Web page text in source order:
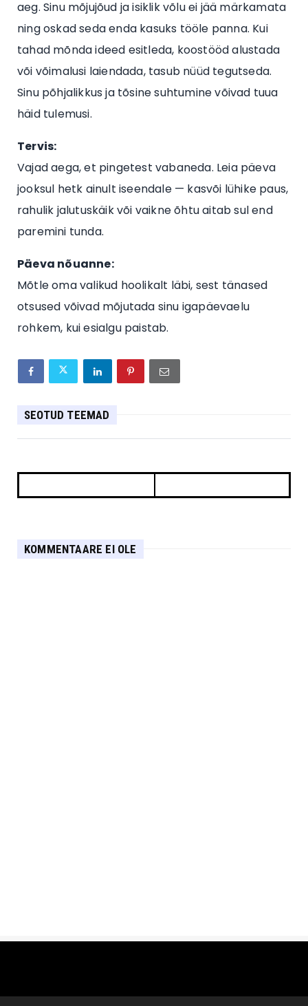
aeg. Sinu mõjujõud ja isiklik võlu ei jää märkamata
ning oskad seda enda kasuks tööle panna. Kui
tahad mõnda ideed esitleda, koostööd alustada
või võimalusi laiendada, tasub nüüd tegutseda.
Sinu põhjalikkus ja tõsine suhtumine võivad tuua
häid tulemusi.
Tervis:
Vajad aega, et pingetest vabaneda. Leia päeva
jooksul hetk ainult iseendale — kasvõi lühike paus,
rahulik jalutuskäik või vaikne õhtu aitab sul end
paremini tunda.
Päeva nõuanne:
Mõtle oma valikud hoolikalt läbi, sest tänased
otsused võivad mõjutada sinu igapäevaelu
rohkem, kui esialgu paistab.
SEOTUD TEEMAD
KOMMENTAARE EI OLE